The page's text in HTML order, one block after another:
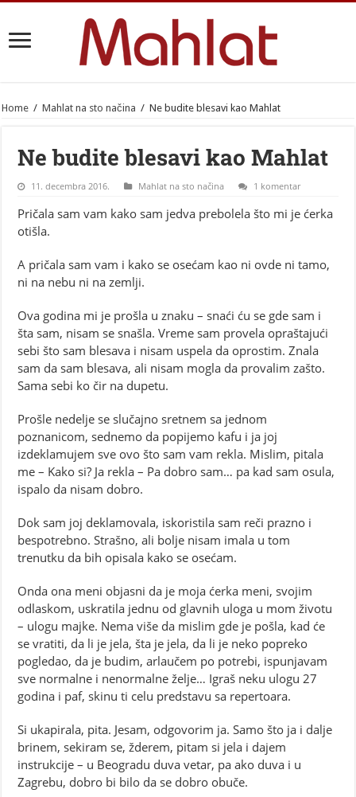
Home / Mahlat na sto načina / Ne budite blesavi kao Mahlat
Ne budite blesavi kao Mahlat
11. decembra 2016. Mahlat na sto načina 1 komentar
Pričala sam vam kako sam jedva prebolela što mi je ćerka
otišla.
A pričala sam vam i kako se osećam kao ni ovde ni tamo,
ni na nebu ni na zemlji.
Ova godina mi je prošla u znaku – snaći ću se gde sam i
šta sam, nisam se snašla. Vreme sam provela opraštajući
sebi što sam blesava i nisam uspela da oprostim. Znala
sam da sam blesava, ali nisam mogla da provalim zašto.
Sama sebi ko čir na dupetu.
Prošle nedelje se slučajno sretnem sa jednom
poznanicom, sednemo da popijemo kafu i ja joj
izdeklamujem sve ovo što sam vam rekla. Mislim, pitala
me – Kako si? Ja rekla – Pa dobro sam… pa kad sam osula,
ispalo da nisam dobro.
Dok sam joj deklamovala, iskoristila sam reči prazno i
bespotrebno. Strašno, ali bolje nisam imala u tom
trenutku da bih opisala kako se osećam.
Onda ona meni objasni da je moja ćerka meni, svojim
odlaskom, uskratila jednu od glavnih uloga u mom životu
– ulogu majke. Nema više da mislim gde je pošla, kad će
se vratiti, da li je jela, šta je jela, da li je neko popreko
pogledao, da je budim, arlaučem po potrebi, ispunjavam
sve normalne i nenormalne želje… Igraš neku ulogu 27
godina i paf, skinu ti celu predstavu sa repertoara.
Si ukapirala, pita. Jesam, odgovorim ja. Samo što ja i dalje
brinem, sekiram se, žderem, pitam si jela i dajem
instrukcije – u Beogradu duva vetar, pa ako duva i u
Zagrebu, dobro bi bilo da se dobro obuče.